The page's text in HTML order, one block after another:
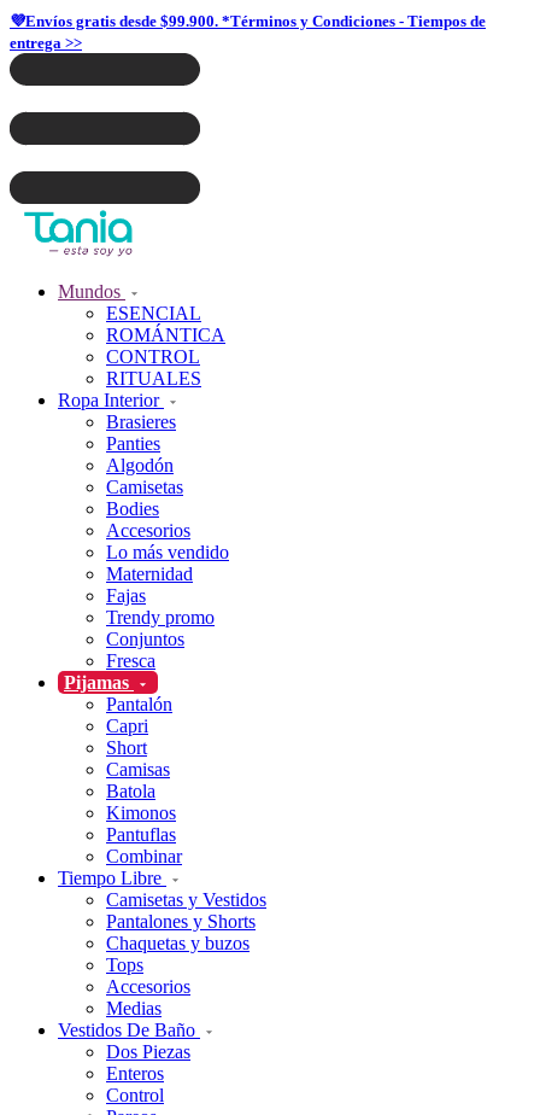
💜Envíos gratis desde $99.900. *Términos y Condiciones - Tiempos de
entrega >>
Mundos
ESENCIAL
ROMÁNTICA
CONTROL
RITUALES
Ropa Interior
Brasieres
Panties
Algodón
Camisetas
Bodies
Accesorios
Lo más vendido
Maternidad
Fajas
Trendy promo
Conjuntos
Fresca
Pijamas
Pantalón
Capri
Short
Camisas
Batola
Kimonos
Pantuflas
Combinar
Tiempo Libre
Camisetas y Vestidos
Pantalones y Shorts
Chaquetas y buzos
Tops
Accesorios
Medias
Vestidos De Baño
Dos Piezas
Enteros
Control